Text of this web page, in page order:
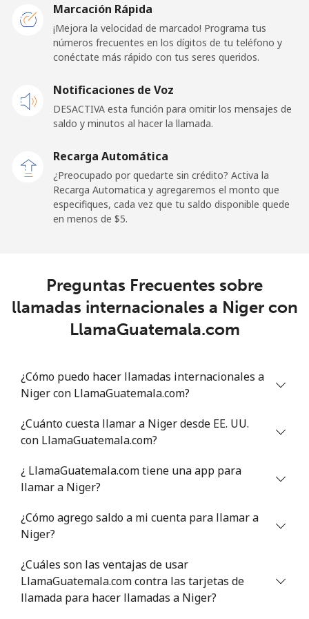
Línea fija ⁦45.5¢⁩ 21 min por ⁦$10⁩
⁦48.9¢⁩ 20 min por ⁦$10⁩
New Zealand
Celular ⁦6.9¢⁩
Nicaragua
Niger
Celular ⁦47.9¢⁩ 20 min por ⁦$10⁩
Celular ⁦16.5¢⁩ ⁦35¢⁩
Niue
All
country
⁦205.9¢⁩
Norfolk Island
Marcación Rápida
¡Mejora la velocidad de marcado! Programa tus
números frecuentes en los dígitos de tu teléfono y
conéctate más rápido con tus seres queridos.
Notificaciones de Voz
DESACTIVA esta función para omitir los mensajes de
saldo y minutos al hacer la llamada.
Recarga Automática
¿Preocupado por quedarte sin crédito? Activa la
Recarga Automatica y agregaremos el monto que
especifiques, cada vez que tu saldo disponible quede
en menos de ⁦$5⁩.
Preguntas Frecuentes sobre
llamadas internacionales a Niger con
LlamaGuatemala.com
¿Cómo puedo hacer llamadas internacionales a
Niger con LlamaGuatemala.com?
¿Cuánto cuesta llamar a Niger desde EE. UU.
con LlamaGuatemala.com?
¿ LlamaGuatemala.com tiene una app para
llamar a Niger?
¿Cómo agrego saldo a mi cuenta para llamar a
Niger?
¿Cuáles son las ventajas de usar
LlamaGuatemala.com contra las tarjetas de
llamada para hacer llamadas a Niger?